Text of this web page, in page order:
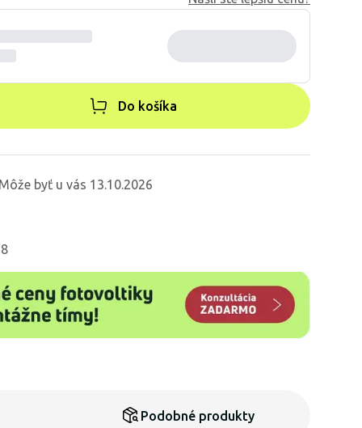
Do košíka
byť u vás 13.10.2026
Podobné produkty